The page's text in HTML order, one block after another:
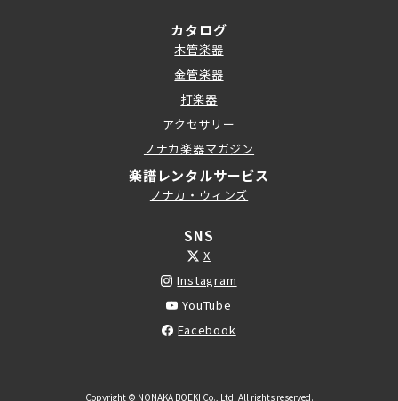
カタログ
木管楽器
金管楽器
打楽器
アクセサリー
ノナカ楽器マガジン
楽譜レンタルサービス
ノナカ・ウィンズ
SNS
X
Instagram
YouTube
Facebook
Copyright © NONAKA BOEKI Co., Ltd. All rights reserved.